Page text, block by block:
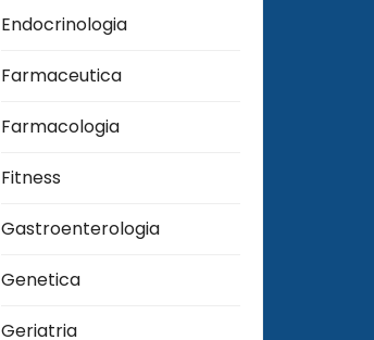
Endocrinologia
Farmaceutica
Farmacologia
Fitness
Gastroenterologia
Genetica
Geriatria